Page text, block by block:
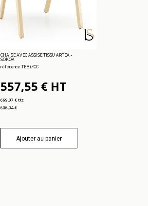
CHAISE AVEC ASSISE TISSU ARTEA -
SOKOA
référence TEB1/CC
557,55 € HT
669,07 € ttc
606,04 €
Ajouter au panier